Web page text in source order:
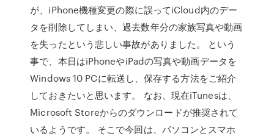
が、iPhone機種変更の際に誤ってiCloud内のデー
タを削除してしまい、過去数年分の家族写真や動画
を失ったという悲しい事故がありました。 という
事で、本日はiPhoneやiPadの写真や動画データを
Windows 10 PCに転送し、保存する方法をご紹介
しておきたいと思います。 なお、現在iTunesは、
Microsoft Storeからのダウンロードが推奨されて
いるようです。 そこで今回は、パソコンとスマホ